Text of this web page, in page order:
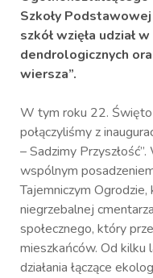
Szkoły
szkół wzięła udział
dendrologicznych
wiersza”.
W tym roku 22.
połączyliśmy z
– Sadzimy
wspólnym
Tajemniczym
niegrzebalnej
społecznego, który
mieszkańców. Od kilku
działania łączące